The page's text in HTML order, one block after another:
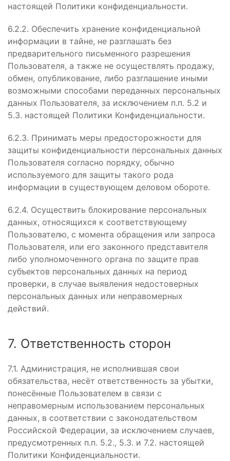
настоящей Политики конфиденциальности.
6.2.2. Обеспечить хранение конфиденциальной
информации в тайне, не разглашать без
предварительного письменного разрешения
Пользователя, а также не осуществлять продажу,
обмен, опубликование, либо разглашение иными
возможными способами переданных персональных
данных Пользователя, за исключением п.п. 5.2 и
5.3. настоящей Политики Конфиденциальности.
6.2.3. Принимать меры предосторожности для
защиты конфиденциальности персональных данных
Пользователя согласно порядку, обычно
используемого для защиты такого рода
информации в существующем деловом обороте.
6.2.4. Осуществить блокирование персональных
данных, относящихся к соответствующему
Пользователю, с момента обращения или запроса
Пользователя, или его законного представителя
либо уполномоченного органа по защите прав
субъектов персональных данных на период
проверки, в случае выявления недостоверных
персональных данных или неправомерных
действий.
7. Ответственность сторон
7.1. Администрация, не исполнившая свои
обязательства, несёт ответственность за убытки,
понесённые Пользователем в связи с
неправомерным использованием персональных
данных, в соответствии с законодательством
Российской Федерации, за исключением случаев,
предусмотренных п.п. 5.2., 5.3. и 7.2. настоящей
Политики Конфиденциальности.